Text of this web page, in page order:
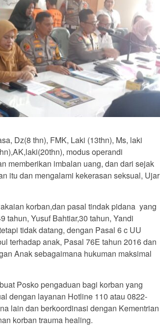
Dz(8 thn), FMK, Laki (13thn), Ms, laki
modus operandi
memberikan imbalan uang, dan dari sejak
itu dan mengalami kekerasan seksual, Ujar
korban,dan pasal tindak pidana yang
tahun, Yusuf Bahtiar,30 tahun, Yandi
tidak datang, dengan Pasal 6 c UU
terhadap anak, Pasal 76E tahun 2016 dan
Anak sebagaimana hukuman maksimal
Posko pengaduan bagi korban yang
dengan layanan Hotline 110 atau 0822-
lain dan berkoordinasi dengan Kementrian
korban trauma healing.